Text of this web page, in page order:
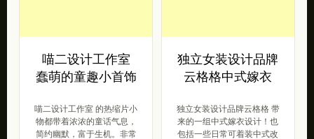
喵二设计工作室
蠢萌的童趣小首饰
喵二设计工作室 的热缩片小
物都带着浓浓的童话气息，
简约幽默，富于生机。非常
独立女装设计品牌
云格格中式嫁衣
独立女装设计品牌云格格 带
来的一组中式嫁衣设计！也
包括一些日常可着装中式改